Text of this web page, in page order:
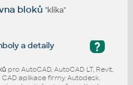
bloků"klika"
?
a detaily
pro AutoCAD, AutoCAD LT, Revit,
CAD aplikace firmy Autodesk.